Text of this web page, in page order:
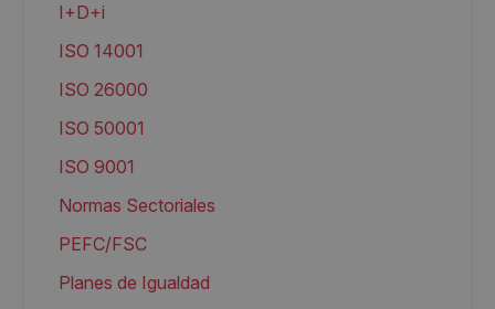
I+D+i
ISO 14001
ISO 26000
ISO 50001
ISO 9001
Normas Sectoriales
PEFC/FSC
Planes de Igualdad